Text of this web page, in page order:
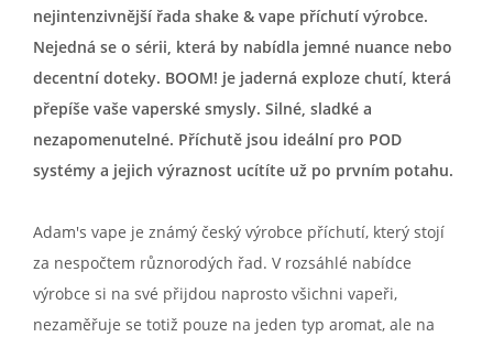
nejintenzivnější řada shake & vape příchutí výrobce.
Nejedná se o sérii, která by nabídla jemné nuance nebo
decentní doteky. BOOM! je jaderná exploze chutí, která
přepíše vaše vaperské smysly. Silné, sladké a
nezapomenutelné. Příchutě jsou ideální pro POD
systémy a jejich výraznost ucítíte už po prvním potahu.
Adam's vape je známý český výrobce příchutí, který stojí
za nespočtem různorodých řad. V rozsáhlé nabídce
výrobce si na své přijdou naprosto všichni vapeři,
nezaměřuje se totiž pouze na jeden typ aromat, ale na